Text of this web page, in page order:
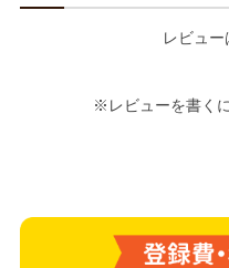
レビュー
※レビューを書く